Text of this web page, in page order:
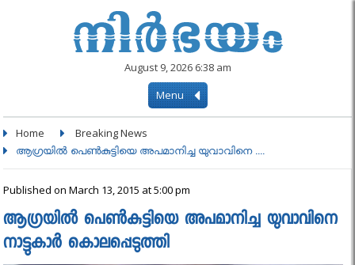
August 9, 2026 6:38 am
Menu
Home Breaking News
ആഗ്രയിൽ പെൺകുട്ടിയെ അപമാനിച്ച യുവാവിനെ ....
Published on March 13, 2015 at 5:00 pm
ആഗ്രയിൽ പെൺകുട്ടിയെ അപമാനിച്ച യുവാവിനെ
നാട്ടുകാർ കൊലപ്പെടുത്തി